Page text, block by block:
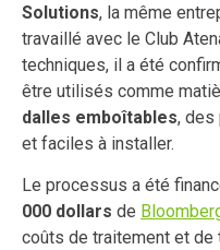
Solutions, la même
travaillé avec le Club
techniques, il a été
être utilisés comme
dalles emboîtables, des
et faciles à installer.
Le processus a été
000 dollars de
coûts de traitement et de